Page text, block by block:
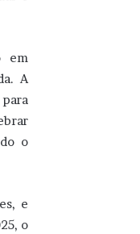
em
A
o
e
o